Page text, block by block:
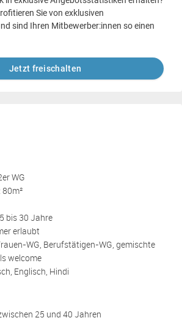
Sie von exklusiven
sind Ihren Mitbewerber:innen so einen
Jetzt freischalten
WG
bis 30 Jahre
erlaubt
WG, Berufstätigen-WG, gemischte
welcome
Englisch, Hindi
25 und 40 Jahren